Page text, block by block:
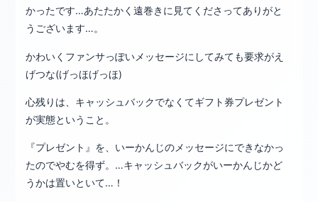
かったです…あたたかく遠巻きに見てくださってありがと
うございます…。
かわいくファンサっぽいメッセージにしてみても要求がえ
げつな(げっほげっほ)
心残りは、キャッシュバックでなくてギフト券プレゼント
が実態ということ。
『プレゼント』を、いーかんじのメッセージにできなかっ
たのでやむを得ず。…キャッシュバックがいーかんじかど
うかは置いといて…！